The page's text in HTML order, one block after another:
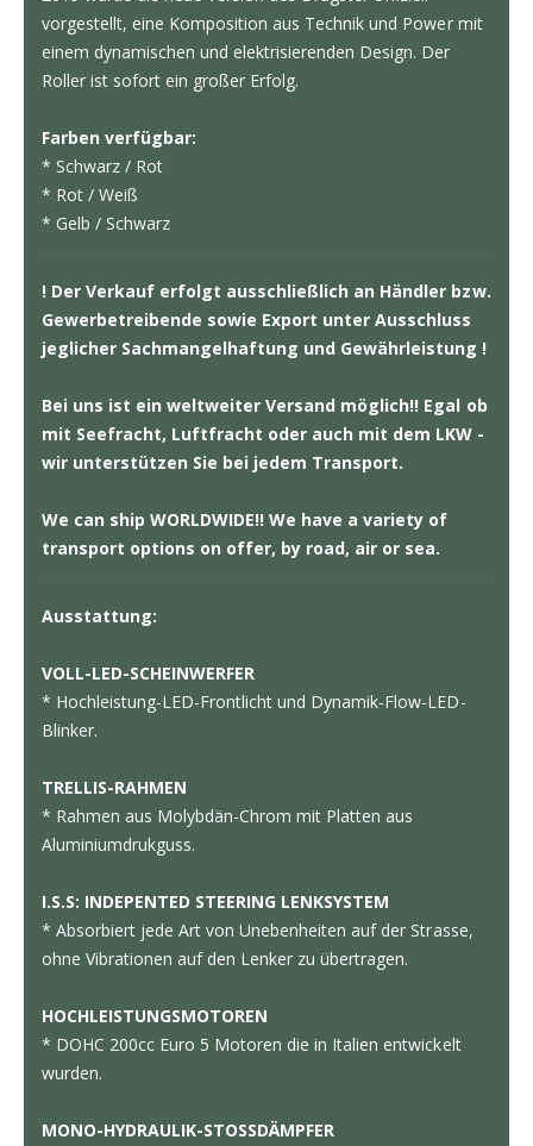
vorgestellt, eine Komposition aus Technik und Power mit
einem dynamischen und elektrisierenden Design. Der
Roller ist sofort ein großer Erfolg.
Farben verfügbar:
* Schwarz / Rot
* Rot / Weiß
* Gelb / Schwarz
! Der Verkauf erfolgt ausschließlich an Händler bzw.
Gewerbetreibende sowie Export unter Ausschluss
jeglicher Sachmangelhaftung und Gewährleistung !
Bei uns ist ein weltweiter Versand möglich!! Egal ob
mit Seefracht, Luftfracht oder auch mit dem LKW -
wir unterstützen Sie bei jedem Transport.
We can ship WORLDWIDE!! We have a variety of
transport options on offer, by road, air or sea.
Ausstattung:
VOLL-LED-SCHEINWERFER
* Hochleistung-LED-Frontlicht und Dynamik-Flow-LED-
Blinker.
TRELLIS-RAHMEN
* Rahmen aus Molybdän-Chrom mit Platten aus
Aluminiumdrukguss.
I.S.S: INDEPENTED STEERING LENKSYSTEM
* Absorbiert jede Art von Unebenheiten auf der Strasse,
ohne Vibrationen auf den Lenker zu übertragen.
HOCHLEISTUNGSMOTOREN
* DOHC 200cc Euro 5 Motoren die in Italien entwickelt
wurden.
MONO-HYDRAULIK-STOSSDÄMPFER